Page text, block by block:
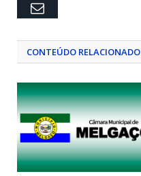
Email
CONTEÚDO RELACIONADO